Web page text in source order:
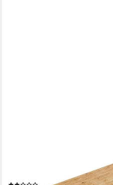
Bierzeltgarnitur Passau, (3-tlg),
natürliche Optik, inkl.